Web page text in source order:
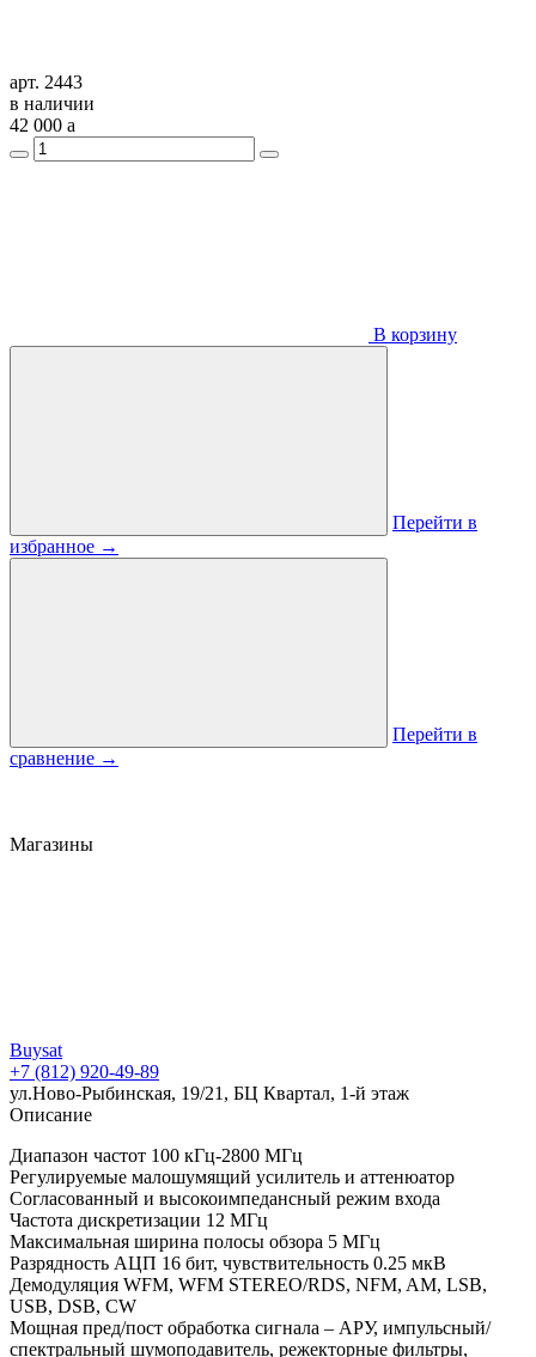
арт. 2443
в наличии
42 000 a
В корзину
Перейти в
избранное →
Перейти в
сравнение →
Магазины
Buysat
+7 (812) 920-49-89
ул.Ново-Рыбинская, 19/21, БЦ Квартал, 1-й этаж
Описание
Диапазон частот 100 кГц-2800 МГц
Регулируемые малошумящий усилитель и аттенюатор
Согласованный и высокоимпедансный режим входа
Частота дискретизации 12 МГц
Максимальная ширина полосы обзора 5 МГц
Разрядность АЦП 16 бит, чувствительность 0.25 мкВ
Демодуляция WFM, WFM STEREO/RDS, NFM, AM, LSB,
USB, DSB, CW
Мощная пред/пост обработка сигнала – АРУ, импульсный/
спектральный шумоподавитель, режекторные фильтры,